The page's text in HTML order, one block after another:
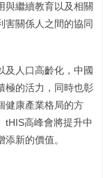
與繼續教育以及相關
害關係人之間的協同
及人口高齡化，中國
極的活力，同時也彰
健康產業格局的方
tHIS高峰會將提升中
新的價值。